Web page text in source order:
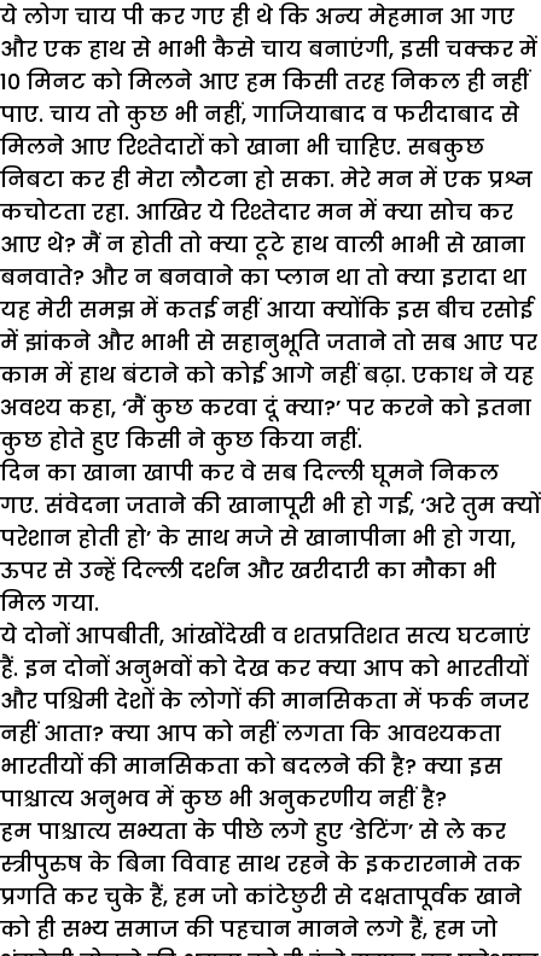
ये लोग चाय पी कर गए ही थे कि अन्य मेहमान आ गए
और एक हाथ से भाभी कैसे चाय बनाएंगी, इसी चक्कर में
10 मिनट को मिलने आए हम किसी तरह निकल ही नहीं
पाए. चाय तो कुछ भी नहीं, गाजियाबाद व फरीदाबाद से
मिलने आए रिश्तेदारों को खाना भी चाहिए. सबकुछ
निबटा कर ही मेरा लौटना हो सका. मेरे मन में एक प्रश्न
कचोटता रहा. आखिर ये रिश्तेदार मन में क्या सोच कर
आए थे? मैं न होती तो क्या टूटे हाथ वाली भाभी से खाना
बनवाते? और न बनवाने का प्लान था तो क्या इरादा था
यह मेरी समझ में कतई नहीं आया क्योंकि इस बीच रसोई
में झांकने और भाभी से सहानुभूति जताने तो सब आए पर
काम में हाथ बंटाने को कोई आगे नहीं बढ़ा. एकाध ने यह
अवश्य कहा, ‘मैं कुछ करवा दूं क्या?’ पर करने को इतना
कुछ होते हुए किसी ने कुछ किया नहीं.
दिन का खाना खापी कर वे सब दिल्ली घूमने निकल
गए. संवेदना जताने की खानापूरी भी हो गई, ‘अरे तुम क्यों
परेशान होती हो’ के साथ मजे से खानापीना भी हो गया,
ऊपर से उन्हें दिल्ली दर्शन और खरीदारी का मौका भी
मिल गया.
ये दोनों आपबीती, आंखोंदेखी व शतप्रतिशत सत्य घटनाएं
हैं. इन दोनों अनुभवों को देख कर क्या आप को भारतीयों
और पश्चिमी देशों के लोगों की मानसिकता में फर्क नजर
नहीं आता? क्या आप को नहीं लगता कि आवश्यकता
भारतीयों की मानसिकता को बदलने की है? क्या इस
पाश्चात्य अनुभव में कुछ भी अनुकरणीय नहीं है?
हम पाश्चात्य सभ्यता के पीछे लगे हुए ‘डेटिंग’ से ले कर
स्त्रीपुरुष के बिना विवाह साथ रहने के इकरारनामे तक
प्रगति कर चुके हैं, हम जो कांटेछुरी से दक्षतापूर्वक खाने
को ही सभ्य समाज की पहचान मानने लगे हैं, हम जो